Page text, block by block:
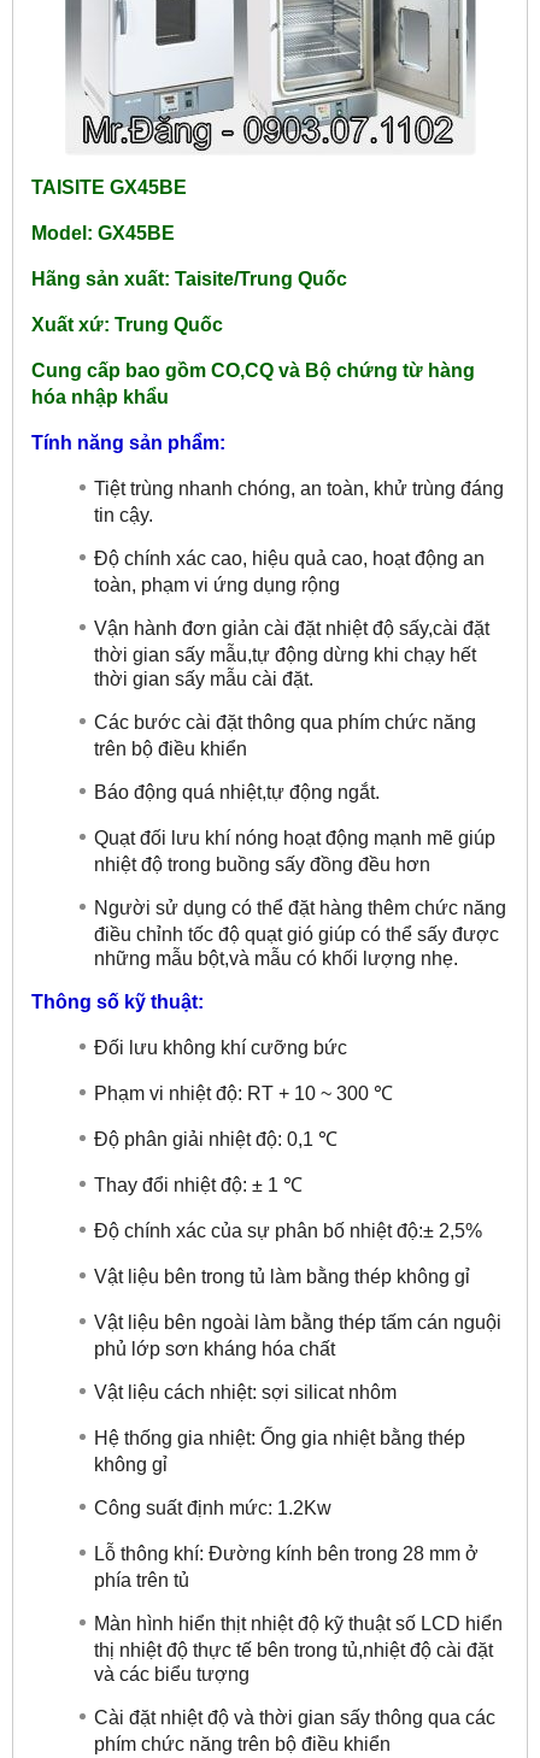
TAISITE GX45BE
Model: GX45BE
Hãng sản xuất: Taisite/Trung Quốc
Xuất xứ: Trung Quốc
Cung cấp bao gồm CO,CQ và Bộ chứng từ hàng
hóa nhập khẩu
Tính năng sản phẩm:
Tiệt trùng nhanh chóng, an toàn, khử trùng đáng
tin cậy.
Độ chính xác cao, hiệu quả cao, hoạt động an
toàn, phạm vi ứng dụng rộng
Vận hành đơn giản cài đặt nhiệt độ sấy,cài đặt
thời gian sấy mẫu,tự động dừng khi chạy hết
thời gian sấy mẫu cài đặt.
Các bước cài đặt thông qua phím chức năng
trên bộ điều khiển
Báo động quá nhiệt,tự động ngắt.
Quạt đối lưu khí nóng hoạt động mạnh mẽ giúp
nhiệt độ trong buồng sấy đồng đều hơn
Người sử dụng có thể đặt hàng thêm chức năng
điều chỉnh tốc độ quạt gió giúp có thể sấy được
những mẫu bột,và mẫu có khối lượng nhẹ.
Thông số kỹ thuật:
Đối lưu không khí cưỡng bức
Phạm vi nhiệt độ: RT + 10 ~ 300 ℃
Độ phân giải nhiệt độ: 0,1 ℃
Thay đổi nhiệt độ: ± 1 ℃
Độ chính xác của sự phân bố nhiệt độ:± 2,5%
Vật liệu bên trong tủ làm bằng thép không gỉ
Vật liệu bên ngoài làm bằng thép tấm cán nguội
phủ lớp sơn kháng hóa chất
Vật liệu cách nhiệt: sợi silicat nhôm
Hệ thống gia nhiệt: Ống gia nhiệt bằng thép
không gỉ
Công suất định mức: 1.2Kw
Lỗ thông khí: Đường kính bên trong 28 mm ở
phía trên tủ
Màn hình hiển thịt nhiệt độ kỹ thuật số LCD hiển
thị nhiệt độ thực tế bên trong tủ,nhiệt độ cài đặt
và các biểu tượng
Cài đặt nhiệt độ và thời gian sấy thông qua các
phím chức năng trên bộ điều khiển